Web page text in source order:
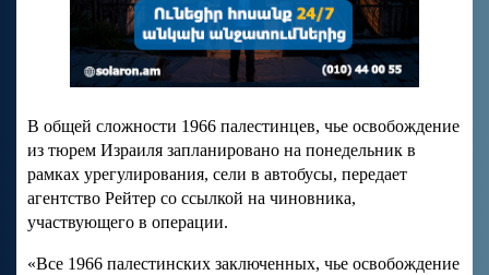
В общей сложности 1966 палестинцев, чье освобождение
из тюрем Израиля запланировано на понедельник в
рамках урегулирования, сели в автобусы, передает
агентство Рейтер со ссылкой на чиновника,
участвующего в операции.
«Все 1966 палестинских заключенных, чье освобождение